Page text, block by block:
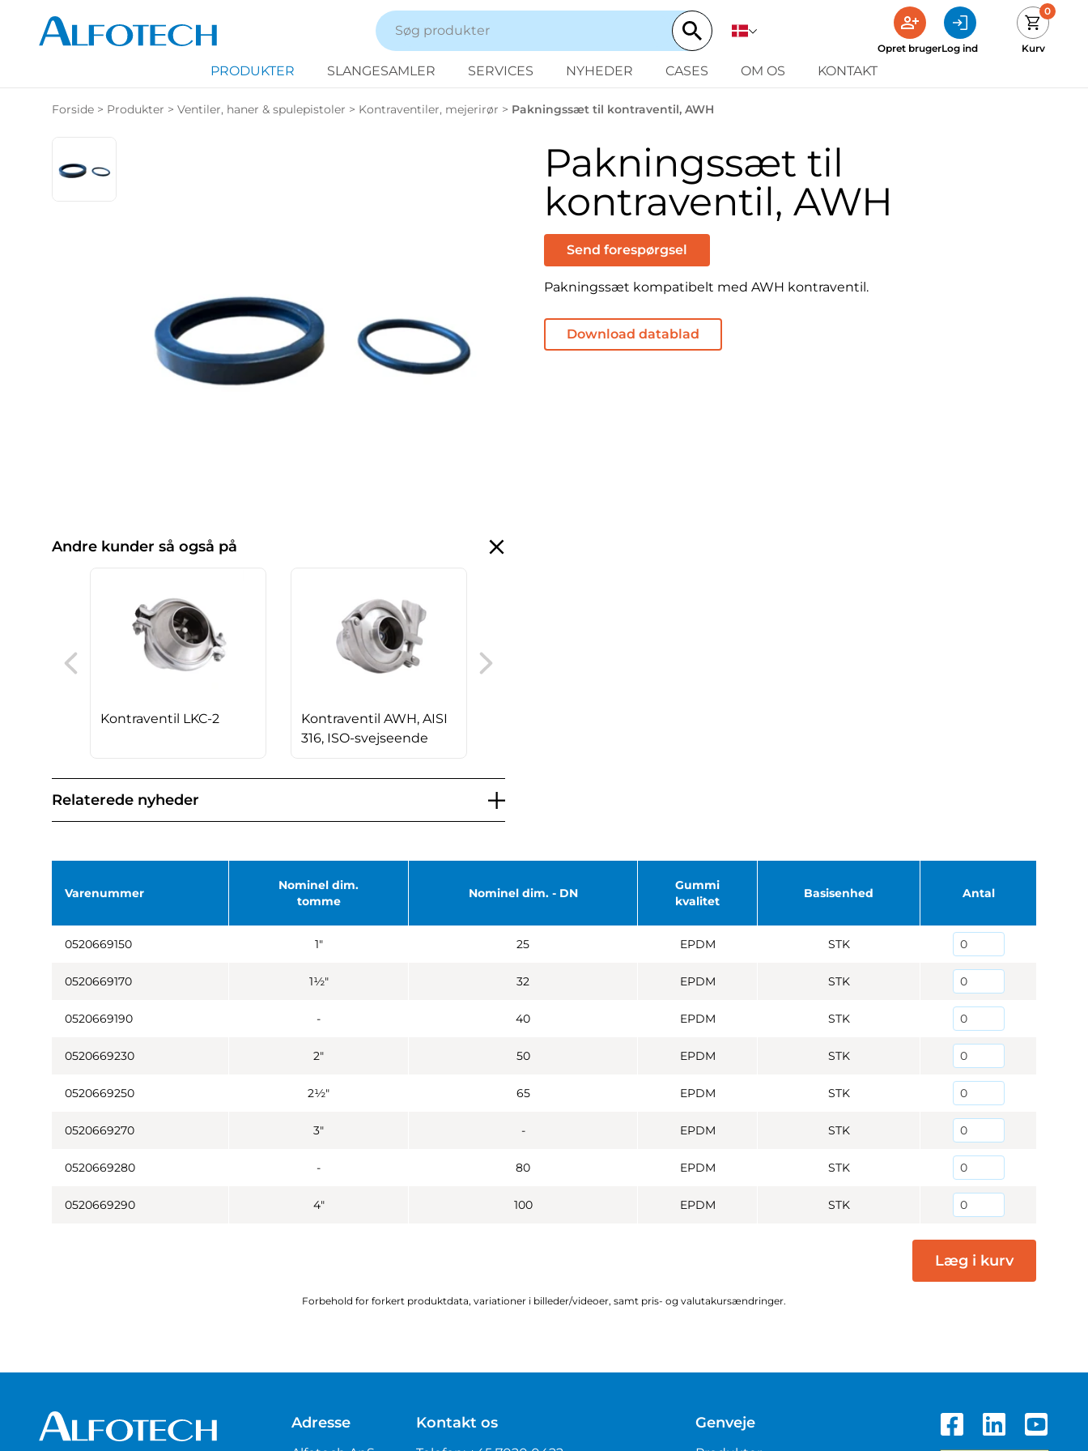
Opret brugerLog ind
0
Kurv
PRODUKTER SLANGESAMLER SERVICES NYHEDER CASES OM OS KONTAKT
Forside > Produkter > Ventiler, haner & spulepistoler > Kontraventiler, mejerirør > Pakningssæt til kontraventil, AWH
Andre kunder så også på
Kontraventil LKC-2
Kontraventil AWH, AISI
316, ISO-svejseende
Relaterede nyheder
Pakningssæt til
kontraventil, AWH
Send forespørgsel
Pakningssæt kompatibelt med AWH kontraventil.
Download datablad
Varenummer
Nominel dim.
tomme
Nominel dim. - DN
Gummi
kvalitet
Basisenhed Antal
0520669150 1" 25 EPDM STK
0520669170 1½" 32 EPDM STK
0520669190 - 40 EPDM STK
0520669230 2" 50 EPDM STK
0520669250 2½" 65 EPDM STK
0520669270 3" - EPDM STK
0520669280 - 80 EPDM STK
0520669290 4" 100 EPDM STK
Læg i kurv
Forbehold for forkert produktdata, variationer i billeder/videoer, samt pris- og valutakursændringer.
Adresse Kontakt os Genveje